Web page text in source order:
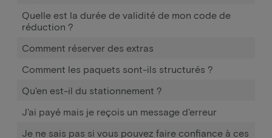
Quelle est la durée de validité de mon code de
réduction ?
Comment réserver des extras
Comment les paquets sont-ils structurés ?
Qu'en est-il du stationnement ?
J'ai payé mais je reçois un message d'erreur
Je ne sais pas si vous pouvez faire confiance à ces